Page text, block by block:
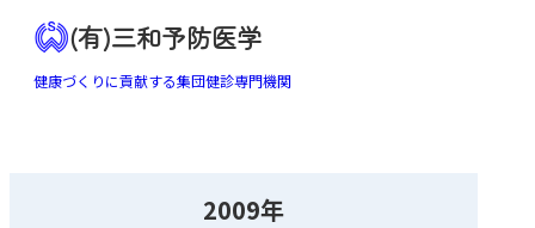
(有)三和予防医学
健康づくりに貢献する集団健診専門機関
2009年